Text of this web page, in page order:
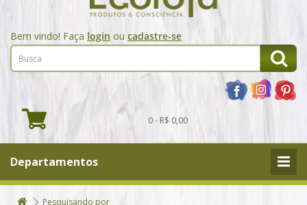
Bem vindo! Faça login ou cadastre-se
0 - R$ 0,00
Departamentos
Pesquisando por